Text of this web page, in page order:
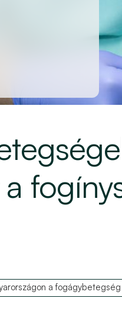
a fogágybetegség